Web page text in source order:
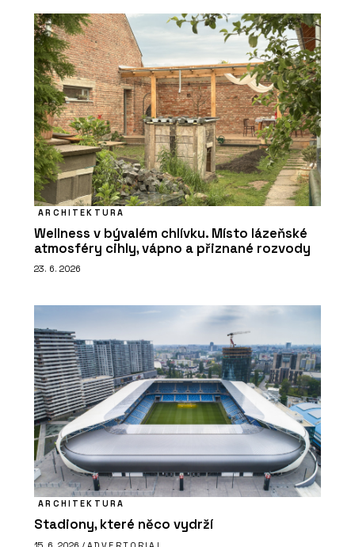
ARCHITEKTURA
Wellness v bývalém chlívku. Místo lázeňské
atmosféry cihly, vápno a přiznané rozvody
23. 6. 2026
ARCHITEKTURA
Stadiony, které něco vydrží